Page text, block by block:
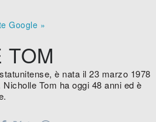
Google »
TOM
è nata il 23 marzo 1978
Tom ha oggi 48 anni ed è